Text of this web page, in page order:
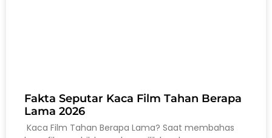
Fakta Seputar Kaca Film Tahan Berapa
Lama 2026
Kaca Film Tahan Berapa Lama? Saat membahas